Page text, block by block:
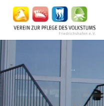
Zum
Inhalt